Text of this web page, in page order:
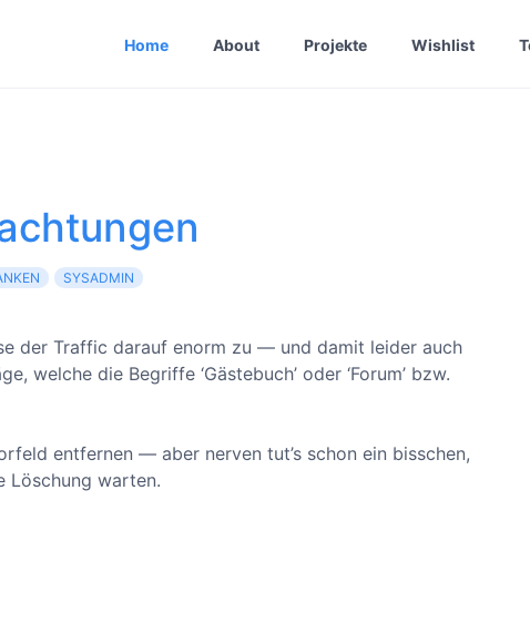
Home About Projekte Wishlist
SYSADMIN
der Traffic darauf enorm zu — und damit leider auch
welche die Begriffe ‘Gästebuch’ oder ‘Forum’ bzw.
entfernen — aber nerven tut’s schon ein bisschen,
Löschung warten.